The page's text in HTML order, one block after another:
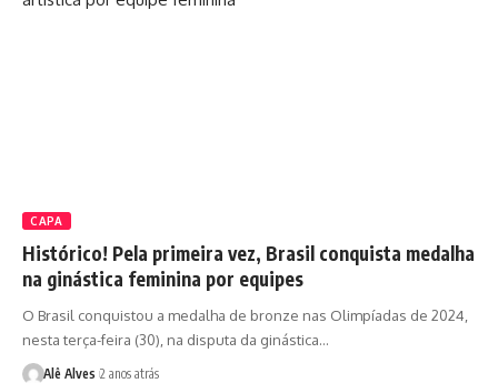
CAPA
Histórico! Pela primeira vez, Brasil conquista medalha
na ginástica feminina por equipes
O Brasil conquistou a medalha de bronze nas Olimpíadas de 2024,
nesta terça-feira (30), na disputa da ginástica…
Alê Alves 2 anos atrás